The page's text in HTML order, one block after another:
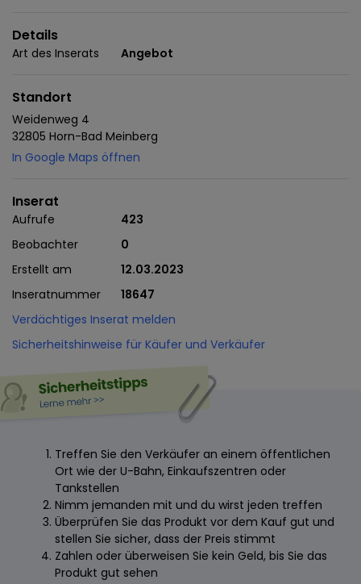
Details
Art des Inserats Angebot
Standort
Weidenweg 4
32805 Horn-Bad Meinberg
In Google Maps öffnen
Inserat
Aufrufe
423
Beobachter
0
Erstellt am
12.03.2023
Inseratnummer
18647
Verdächtiges Inserat melden
Sicherheitshinweise für Käufer und Verkäufer
Treffen Sie den Verkäufer an einem öffentlichen
Ort wie der U-Bahn, Einkaufszentren oder
Tankstellen
Nimm jemanden mit und du wirst jeden treffen
Überprüfen Sie das Produkt vor dem Kauf gut und
stellen Sie sicher, dass der Preis stimmt
Zahlen oder überweisen Sie kein Geld, bis Sie das
Produkt gut sehen